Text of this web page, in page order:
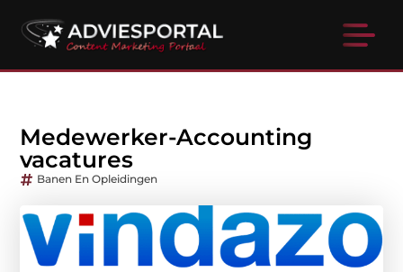
Medewerker-Accounting
vacatures
Banen En Opleidingen